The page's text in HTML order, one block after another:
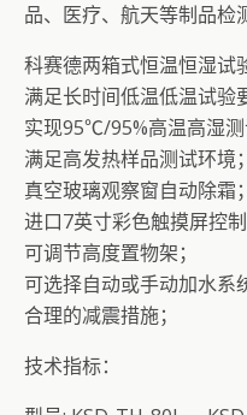
品、医疗、航天等制品检
科赛德两箱式恒温恒湿试
满足长时间低温低温试验
实现95℃/95%高温高湿
满足高发热样品测试环境；
真空玻璃观察窗自动除霜；
进口7英寸彩色触摸屏控制
可调节高度置物架；
可选择自动或手动加水系
合理的减震措施；
技术指标：